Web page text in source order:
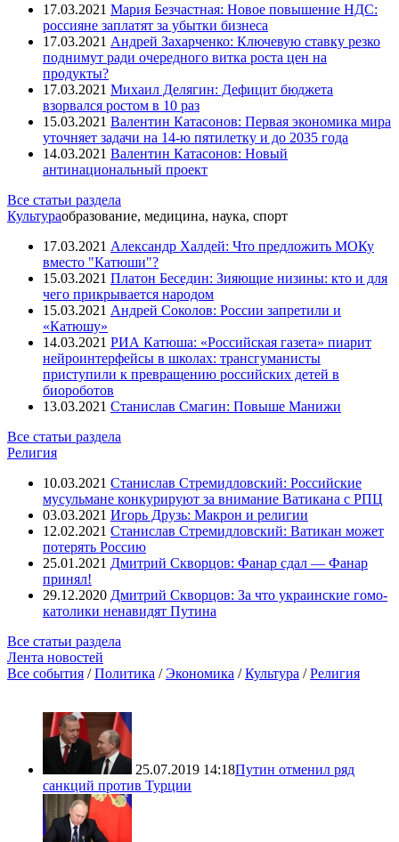
17.03.2021 Мария Безчастная: Новое повышение НДС:
россияне заплатят за убытки бизнеса
17.03.2021 Андрей Захарченко: Ключевую ставку резко
поднимут ради очередного витка роста цен на
продукты?
17.03.2021 Михаил Делягин: Дефицит бюджета
взорвался ростом в 10 раз
15.03.2021 Валентин Катасонов: Первая экономика мира
уточняет задачи на 14-ю пятилетку и до 2035 года
14.03.2021 Валентин Катасонов: Новый
антинациональный проект
Все статьи раздела
Культураобразование, медицина, наука, спорт
17.03.2021 Александр Халдей: Что предложить МОКу
вместо "Катюши"?
15.03.2021 Платон Беседин: Зияющие низины: кто и для
чего прикрывается народом
15.03.2021 Андрей Соколов: России запретили и
«Катюшу»
14.03.2021 РИА Катюша: «Российская газета» пиарит
нейроинтерфейсы в школах: трансгуманисты
приступили к превращению российских детей в
биороботов
13.03.2021 Станислав Смагин: Повыше Манижи
Все статьи раздела
Религия
10.03.2021 Станислав Стремидловский: Российские
мусульмане конкурируют за внимание Ватикана с РПЦ
03.03.2021 Игорь Друзь: Макрон и религии
12.02.2021 Станислав Стремидловский: Ватикан может
потерять Россию
25.01.2021 Дмитрий Скворцов: Фанар сдал — Фанар
принял!
29.12.2020 Дмитрий Скворцов: За что украинские гомо-
католики ненавидят Путина
Все статьи раздела
Лента новостей
Все события /Политика /Экономика /Культура /Религия
25.07.2019 14:18Путин отменил ряд
санкций против Турции